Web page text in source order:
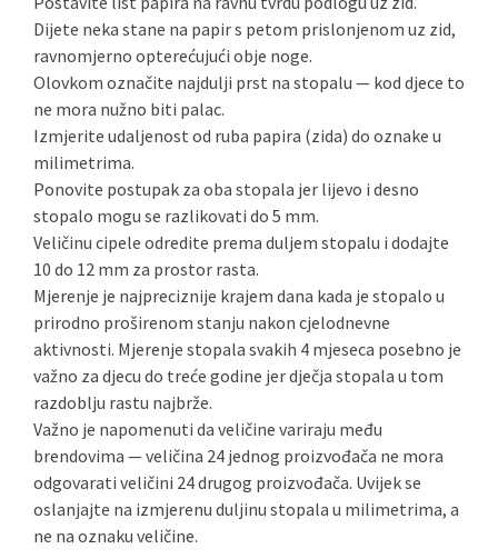
Dijete neka stane na papir s petom prislonjenom uz zid,
ravnomjerno opterećujući obje noge.
Olovkom označite najdulji prst na stopalu — kod djece to
ne mora nužno biti palac.
Izmjerite udaljenost od ruba papira (zida) do oznake u
milimetrima.
Ponovite postupak za oba stopala jer lijevo i desno
stopalo mogu se razlikovati do 5 mm.
Veličinu cipele odredite prema duljem stopalu i dodajte
10 do 12 mm za prostor rasta.
Mjerenje je najpreciznije krajem dana kada je stopalo u
prirodno proširenom stanju nakon cjelodnevne
aktivnosti. Mjerenje stopala svakih 4 mjeseca posebno je
važno za djecu do treće godine jer dječja stopala u tom
razdoblju rastu najbrže.
Važno je napomenuti da veličine variraju među
brendovima — veličina 24 jednog proizvođača ne mora
odgovarati veličini 24 drugog proizvođača. Uvijek se
oslanjajte na izmjerenu duljinu stopala u milimetrima, a
ne na oznaku veličine.